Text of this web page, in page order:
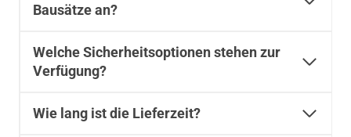
Bausätze an?
Welche Sicherheitsoptionen stehen zur
Verfügung?
Wie lang ist die Lieferzeit?